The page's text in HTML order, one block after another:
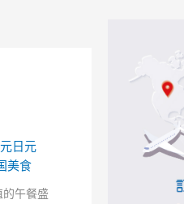
日元
美食
午餐盛